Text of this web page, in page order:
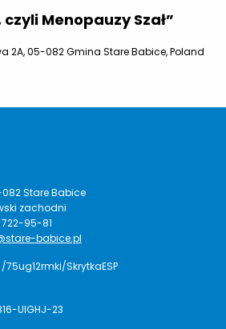
Menopauzy Szał”
2A, 05-082 Gmina Stare Babice, Poland
082 Stare Babice
zachodni
95-81
babice.pl
/75ug12rmki/SkrytkaESP
UIGHJ-23